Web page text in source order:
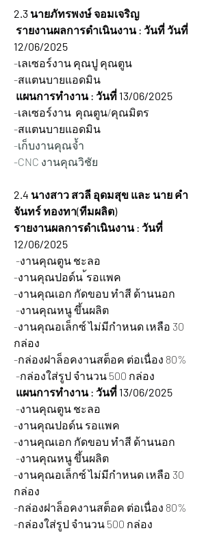
2.3 นายภัทรพงษ์ จอมเจริญ
รายงานผลการดำเนินงาน : วันที่ วันที่
12/06/2025
-เลเซอร์งาน คุณปู คุณตูน
-สแตนบายแอดมิน
แผนการทำงาน : วันที่ 13/06/2025
-เลเซอร์งาน  คุณตูน/คุณมิตร
-สแตนบายแอดมิน
-เก็บงานคุณจ้ำ
-CNC งานคุณวิชัย
2.4 นางสาว สวลี อุดมสุข และ นาย คำ
จันทร์ ทองทา(ทีมผลิต)
รายงานผลการดำเนินงาน : วันที่
12/06/2025
-งานคุณตูน ชะลอ
-งานคุณปอด์น ้รอแพค
-งานคุณเอก กัดขอบ ทำสี ด้านนอก
-งานคุณหนู ขึ้นผลิต
-งานคุณอเล็กซ์ ไม่มีกำหนด เหลือ 30
กล่อง
-กล่องฝาล็อคงานสต็อค ต่อเนื่อง 80%
-กล่องใส่รูป จำนวน 500 กล่อง
แผนการทำงาน : วันที่ 13/06/2025
-งานคุณตูน ชะลอ
-งานคุณปอด์น รอแพค
-งานคุณเอก กัดขอบ ทำสี ด้านนอก
-งานคุณหนู ขึ้นผลิต
-งานคุณอเล็กซ์ ไม่มีกำหนด เหลือ 30
กล่อง
-กล่องฝาล็อคงานสต็อค ต่อเนื่อง 80%
-กล่องใส่รูป จำนวน 500 กล่อง